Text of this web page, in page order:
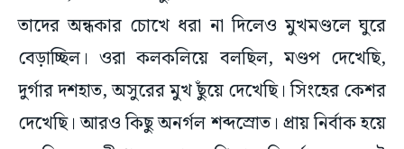
তাদের অন্ধকার চোখে ধরা না দিলেও মুখমণ্ডলে ঘুরে
বেড়াচ্ছিল। ওরা কলকলিয়ে বলছিল, মণ্ডপ দেখেছি,
দুর্গার দশহাত, অসুরের মুখ ছুঁয়ে দেখেছি। সিংহের কেশর
দেখেছি। আরও কিছু অনর্গল শব্দস্রোত। প্রায় নির্বাক হয়ে